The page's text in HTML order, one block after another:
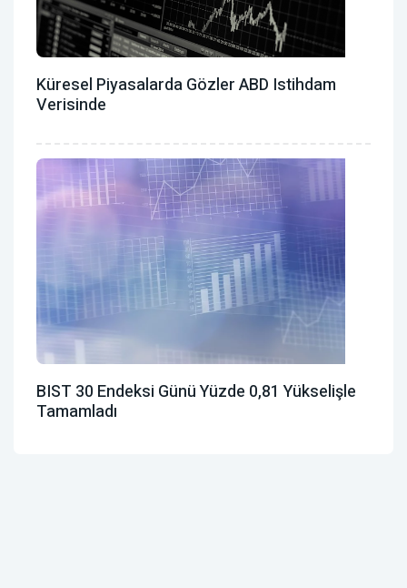
Küresel Piyasalarda Gözler ABD Istihdam
Verisinde
BIST 30 Endeksi Günü Yüzde 0,81 Yükselişle
Tamamladı